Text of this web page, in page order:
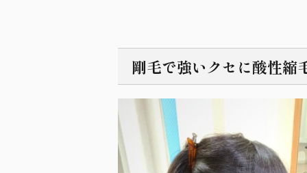
剛毛で強いクセに酸性縮